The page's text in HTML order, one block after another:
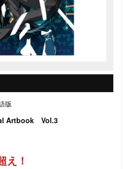
版
Artbook Vol.3
え！